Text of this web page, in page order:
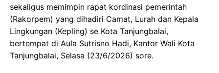
sekaligus memimpin rapat kordinasi pemerintah
(Rakorpem) yang dihadiri Camat, Lurah dan Kepala
Lingkungan (Kepling) se Kota Tanjungbalai,
bertempat di Aula Sutrisno Hadi, Kantor Wali Kota
Tanjungbalai, Selasa (23/6/2026) sore.